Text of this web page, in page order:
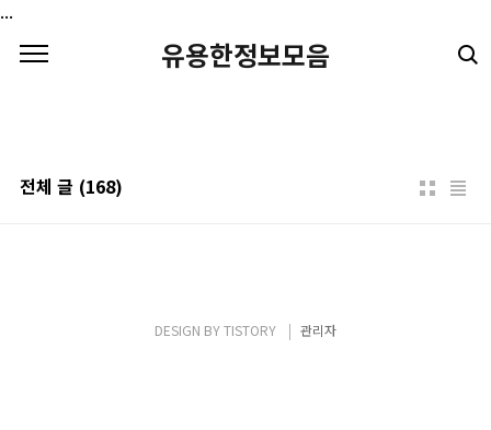
...
유용한정보모음
전체 글 (168)
DESIGN BYTISTORY 관리자